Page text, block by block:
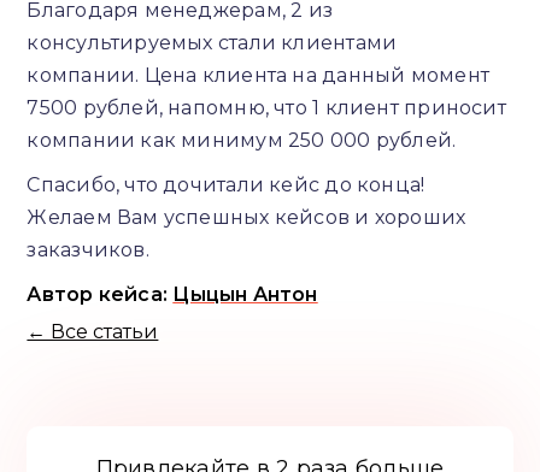
Благодаря менеджерам, 2 из
консультируемых стали клиентами
компании. Цена клиента на данный момент
7500 рублей, напомню, что 1 клиент приносит
компании как минимум 250 000 рублей.
Спасибо, что дочитали кейс до конца!
Желаем Вам успешных кейсов и хороших
заказчиков.
Автор кейса: Цыцын Антон
← Все статьи